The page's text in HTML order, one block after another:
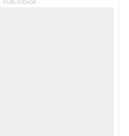
- PUBLICIDADE -